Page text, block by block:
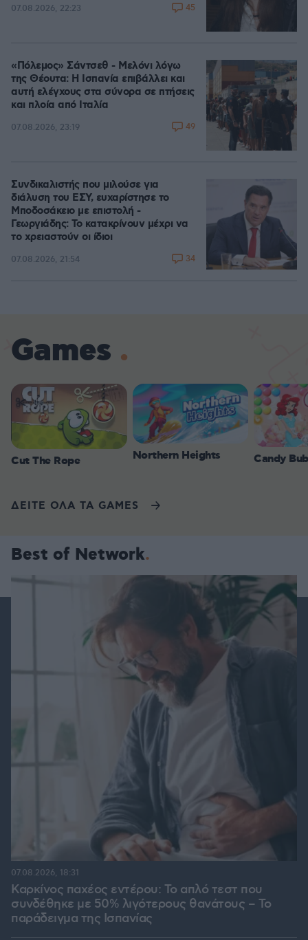
07.08.2026, 22:23 45
«Πόλεμος» Σάντσεθ - Μελόνι λόγω
της Θέουτα: Η Ισπανία επιβάλλει και
αυτή ελέγχους στα σύνορα σε πτήσεις
και πλοία από Ιταλία
07.08.2026, 23:19 49
Συνδικαλιστής που μιλούσε για
διάλυση του ΕΣΥ, ευχαρίστησε το
Μποδοσάκειο με επιστολή -
Γεωργιάδης: Το κατακρίνουν μέχρι να
το χρειαστούν οι ίδιοι
07.08.2026, 21:54 34
Games
Cut The Rope Northern Heights Candy
ΔΕΙΤΕ ΟΛΑ ΤΑ GAMES
Best of Network
Καρκίνος παχέος εντέρου: Το απλό τεστ που
συνδέθηκε με 50% λιγότερους θανάτους – Το
παράδειγμα της Ισπανίας
07.08.2026, 18:31